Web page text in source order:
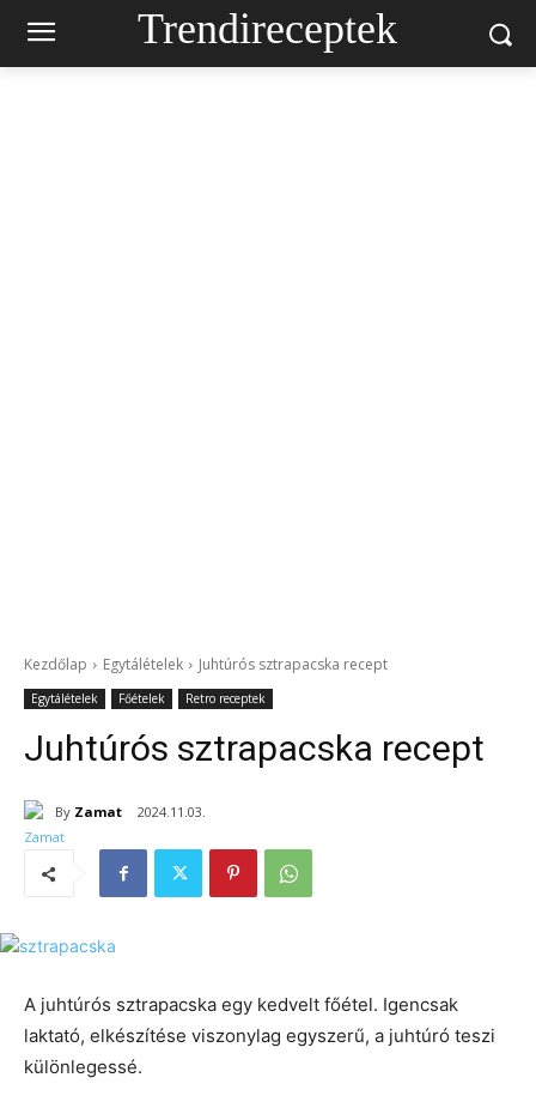
Trendireceptek
Kezdőlap Egytálételek Juhtúrós sztrapacska recept
Egytálételek Főételek Retro receptek
Juhtúrós sztrapacska recept
By Zamat 2024.11.03.
A juhtúrós sztrapacska egy kedvelt főétel. Igencsak
laktató, elkészítése viszonylag egyszerű, a juhtúró teszi
különlegessé.